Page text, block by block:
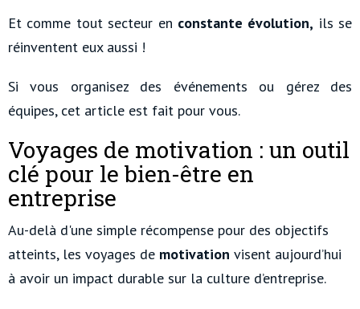
Et comme tout secteur en constante évolution, ils se
réinventent eux aussi !
Si vous organisez des événements ou gérez des
équipes, cet article est fait pour vous.
Voyages de motivation : un outil
clé pour le bien-être en
entreprise
Au-delà d'une simple récompense pour des objectifs
atteints, les voyages de motivation visent aujourd’hui
à avoir un impact durable sur la culture d’entreprise.